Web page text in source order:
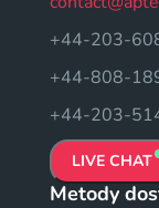
+44-203-
+44-808-
+44-203-
LIVE CHAT
Metody